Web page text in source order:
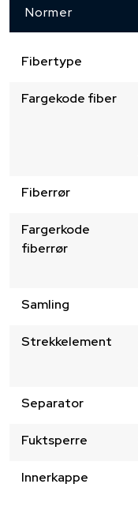
Normer
Fibertype
Fargekode fiber
Fiberrør
Fargerkode
fiberrør
Samling
Strekkelement
Separator
Fuktsperre
Innerkappe